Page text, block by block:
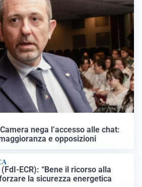
nega l’accesso alle chat:
e opposizioni
ECR): “Bene il ricorso alla
la sicurezza energetica